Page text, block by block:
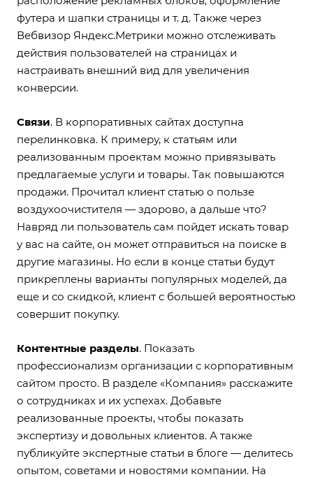
футера и шапки страницы и т. д. Также через
Вебвизор Яндекс.Метрики можно отслеживать
действия пользователей на страницах и
настраивать внешний вид для увеличения
конверсии.
Связи. В корпоративных сайтах доступна
перелинковка. К примеру, к статьям или
реализованным проектам можно привязывать
предлагаемые услуги и товары. Так повышаются
продажи. Прочитал клиент статью о пользе
воздухоочистителя — здорово, а дальше что?
Навряд ли пользователь сам пойдет искать товар
у вас на сайте, он может отправиться на поиске в
другие магазины. Но если в конце статьи будут
прикреплены варианты популярных моделей, да
еще и со скидкой, клиент с большей вероятностью
совершит покупку.
Контентные разделы. Показать
профессионализм организации с корпоративным
сайтом просто. В разделе «Компания» расскажите
о сотрудниках и их успехах. Добавьте
реализованные проекты, чтобы показать
экспертизу и довольных клиентов. А также
публикуйте экспертные статьи в блоге — делитесь
опытом, советами и новостями компании. На